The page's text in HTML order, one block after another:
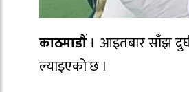
काठमाडौँ । आइतबार साँझ
ल्याइएको छ ।